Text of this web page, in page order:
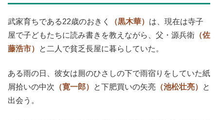
武家育ちである22歳のおきく （黒木華） は、現在は寺子
屋で子どもたちに読み書きを教えながら、父・源兵衛 （佐
藤浩市）
と二人で貧乏長屋に暮らしていた。
ある雨の日、彼女は厠のひさしの下で雨宿りをしていた紙
屑拾いの中次 （寛一郎） と下肥買いの矢亮 （池松壮亮）
と
出会う。